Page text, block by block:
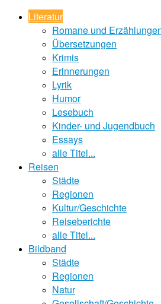
Literatur
Romane und
Übersetzungen
Krimis
Erinnerungen
Lyrik
Humor
Lesebuch
Kinder- und Jugendbuch
Essays
alle Titel...
Reisen
Städte
Regionen
Kultur/Geschichte
Reiseberichte
alle Titel...
Bildband
Städte
Regionen
Natur